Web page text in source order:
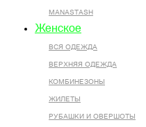
MANASTASH
Женское
ВСЯ ОДЕЖДА
ВЕРХНЯЯ ОДЕЖДА
КОМБИНЕЗОНЫ
ЖИЛЕТЫ
РУБАШКИ И ОВЕРШОТЫ